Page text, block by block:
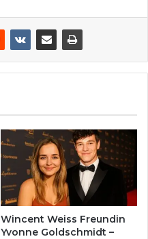
Wincent Weiss Freundin
Yvonne Goldschmidt –